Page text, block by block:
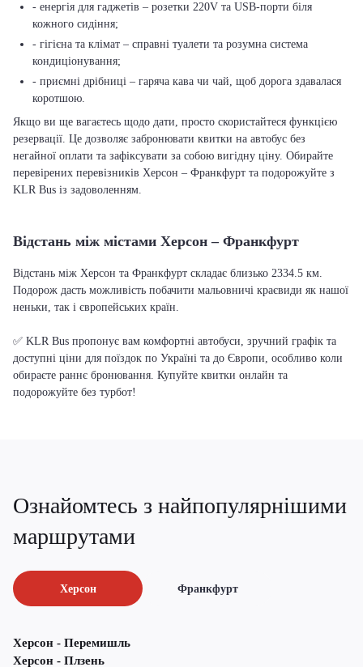
- енергія для гаджетів – розетки 220V та USB-порти біля
кожного сидіння;
- гігієна та клімат – справні туалети та розумна система
кондиціонування;
- приємні дрібниці – гаряча кава чи чай, щоб дорога здавалася
коротшою.
Якщо ви ще вагаєтесь щодо дати, просто скористайтеся функцією
резервації. Це дозволяє забронювати квитки на автобус без
негайної оплати та зафіксувати за собою вигідну ціну. Обирайте
перевірених перевізників Херсон – Франкфурт та подорожуйте з
KLR Bus із задоволенням.
Відстань між містами Херсон – Франкфурт
Відстань між Херсон та Франкфурт складає близько 2334.5 км.
Подорож дасть можливість побачити мальовничі краєвиди як нашої
неньки, так і європейських країн.
✅ KLR Bus пропонує вам комфортні автобуси, зручний графік та
доступні ціни для поїздок по Україні та до Європи, особливо коли
обираєте раннє бронювання. Купуйте квитки онлайн та
подорожуйте без турбот!
Ознайомтесь з найпопулярнішими
маршрутами
Херсон Франкфурт
Херсон - Перемишль
Херсон - Плзень